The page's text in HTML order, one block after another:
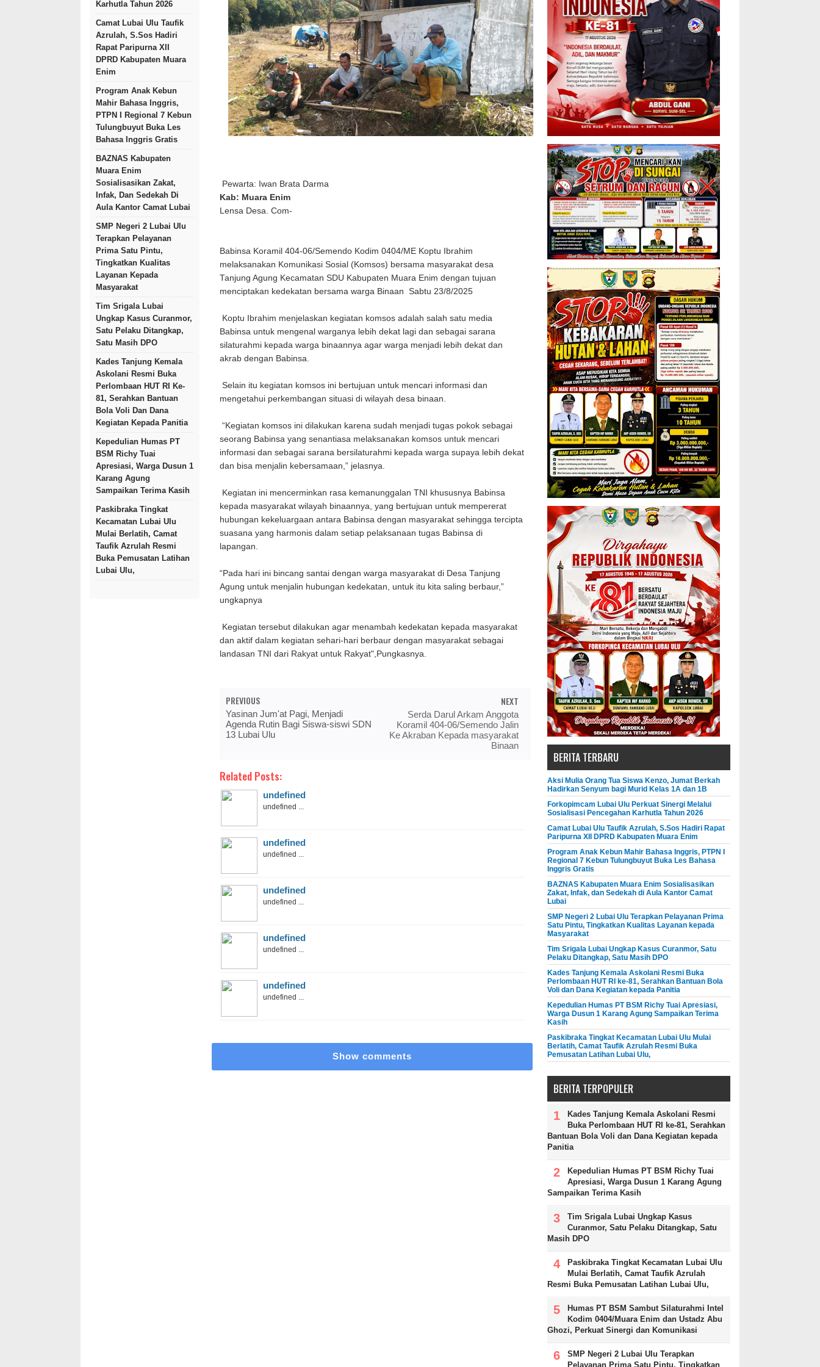
Karhutla Tahun 2026
Camat Lubai Ulu Taufik
Azrulah, S.Sos Hadiri
Rapat Paripurna XII
DPRD Kabupaten Muara
Enim
Program Anak Kebun
Mahir Bahasa Inggris,
PTPN I Regional 7 Kebun
Tulungbuyut Buka Les
Bahasa Inggris Gratis
BAZNAS Kabupaten
Muara Enim
Sosialisasikan Zakat,
Infak, Dan Sedekah Di
Aula Kantor Camat Lubai
SMP Negeri 2 Lubai Ulu
Terapkan Pelayanan
Prima Satu Pintu,
Tingkatkan Kualitas
Layanan Kepada
Masyarakat
Tim Srigala Lubai
Ungkap Kasus Curanmor,
Satu Pelaku Ditangkap,
Satu Masih DPO
Kades Tanjung Kemala
Askolani Resmi Buka
Perlombaan HUT RI Ke-
81, Serahkan Bantuan
Bola Voli Dan Dana
Kegiatan Kepada Panitia
Kepedulian Humas PT
BSM Richy Tuai
Apresiasi, Warga Dusun 1
Karang Agung
Sampaikan Terima Kasih
Paskibraka Tingkat
Kecamatan Lubai Ulu
Mulai Berlatih, Camat
Taufik Azrulah Resmi
Buka Pemusatan Latihan
Lubai Ulu,
Pewarta: Iwan Brata Darma
Kab: Muara Enim
Lensa Desa. Com-
Babinsa Koramil 404-06/Semendo Kodim 0404/ME Koptu Ibrahim
melaksanakan Komunikasi Sosial (Komsos) bersama masyarakat desa
Tanjung Agung Kecamatan SDU Kabupaten Muara Enim dengan tujuan
menciptakan kedekatan bersama warga Binaan Sabtu 23/8/2025
Koptu Ibrahim menjelaskan kegiatan komsos adalah salah satu media
Babinsa untuk mengenal warganya lebih dekat lagi dan sebagai sarana
silaturahmi kepada warga binaannya agar warga menjadi lebih dekat dan
akrab dengan Babinsa.
Selain itu kegiatan komsos ini bertujuan untuk mencari informasi dan
mengetahui perkembangan situasi di wilayah desa binaan.
“Kegiatan komsos ini dilakukan karena sudah menjadi tugas pokok sebagai
seorang Babinsa yang senantiasa melaksanakan komsos untuk mencari
informasi dan sebagai sarana bersilaturahmi kepada warga supaya lebih dekat
dan bisa menjalin kebersamaan,” jelasnya.
Kegiatan ini mencerminkan rasa kemanunggalan TNI khususnya Babinsa
kepada masyarakat wilayah binaannya, yang bertujuan untuk mempererat
hubungan kekeluargaan antara Babinsa dengan masyarakat sehingga tercipta
suasana yang harmonis dalam setiap pelaksanaan tugas Babinsa di
lapangan.
“Pada hari ini bincang santai dengan warga masyarakat di Desa Tanjung
Agung untuk menjalin hubungan kedekatan, untuk itu kita saling berbaur,”
ungkapnya
Kegiatan tersebut dilakukan agar menambah kedekatan kepada masyarakat
dan aktif dalam kegiatan sehari-hari berbaur dengan masyarakat sebagai
landasan TNI dari Rakyat untuk Rakyat",Pungkasnya.
PREVIOUS
Yasinan Jum'at Pagi, Menjadi
Agenda Rutin Bagi Siswa-siswi SDN
13 Lubai Ulu
NEXT
Serda Darul Arkam Anggota
Koramil 404-06/Semendo Jalin
Ke Akraban Kepada masyarakat
Binaan
Related Posts:
undefined
undefined ...
undefined
undefined ...
undefined
undefined ...
undefined
undefined ...
undefined
undefined ...
Show comments
BERITA TERBARU
Aksi Mulia Orang Tua Siswa Kenzo, Jumat Berkah
Hadirkan Senyum bagi Murid Kelas 1A dan 1B
Forkopimcam Lubai Ulu Perkuat Sinergi Melalui
Sosialisasi Pencegahan Karhutla Tahun 2026
Camat Lubai Ulu Taufik Azrulah, S.Sos Hadiri Rapat
Paripurna XII DPRD Kabupaten Muara Enim
Program Anak Kebun Mahir Bahasa Inggris, PTPN I
Regional 7 Kebun Tulungbuyut Buka Les Bahasa
Inggris Gratis
BAZNAS Kabupaten Muara Enim Sosialisasikan
Zakat, Infak, dan Sedekah di Aula Kantor Camat
Lubai
SMP Negeri 2 Lubai Ulu Terapkan Pelayanan Prima
Satu Pintu, Tingkatkan Kualitas Layanan kepada
Masyarakat
Tim Srigala Lubai Ungkap Kasus Curanmor, Satu
Pelaku Ditangkap, Satu Masih DPO
Kades Tanjung Kemala Askolani Resmi Buka
Perlombaan HUT RI ke-81, Serahkan Bantuan Bola
Voli dan Dana Kegiatan kepada Panitia
Kepedulian Humas PT BSM Richy Tuai Apresiasi,
Warga Dusun 1 Karang Agung Sampaikan Terima
Kasih
Paskibraka Tingkat Kecamatan Lubai Ulu Mulai
Berlatih, Camat Taufik Azrulah Resmi Buka
Pemusatan Latihan Lubai Ulu,
BERITA TERPOPULER
Kades Tanjung Kemala Askolani Resmi
Buka Perlombaan HUT RI ke-81, Serahkan
Bantuan Bola Voli dan Dana Kegiatan kepada
Panitia
Kepedulian Humas PT BSM Richy Tuai
Apresiasi, Warga Dusun 1 Karang Agung
Sampaikan Terima Kasih
Tim Srigala Lubai Ungkap Kasus
Curanmor, Satu Pelaku Ditangkap, Satu
Masih DPO
Paskibraka Tingkat Kecamatan Lubai Ulu
Mulai Berlatih, Camat Taufik Azrulah
Resmi Buka Pemusatan Latihan Lubai Ulu,
Humas PT BSM Sambut Silaturahmi Intel
Kodim 0404/Muara Enim dan Ustadz Abu
Ghozi, Perkuat Sinergi dan Komunikasi
SMP Negeri 2 Lubai Ulu Terapkan
Pelayanan Prima Satu Pintu, Tingkatkan